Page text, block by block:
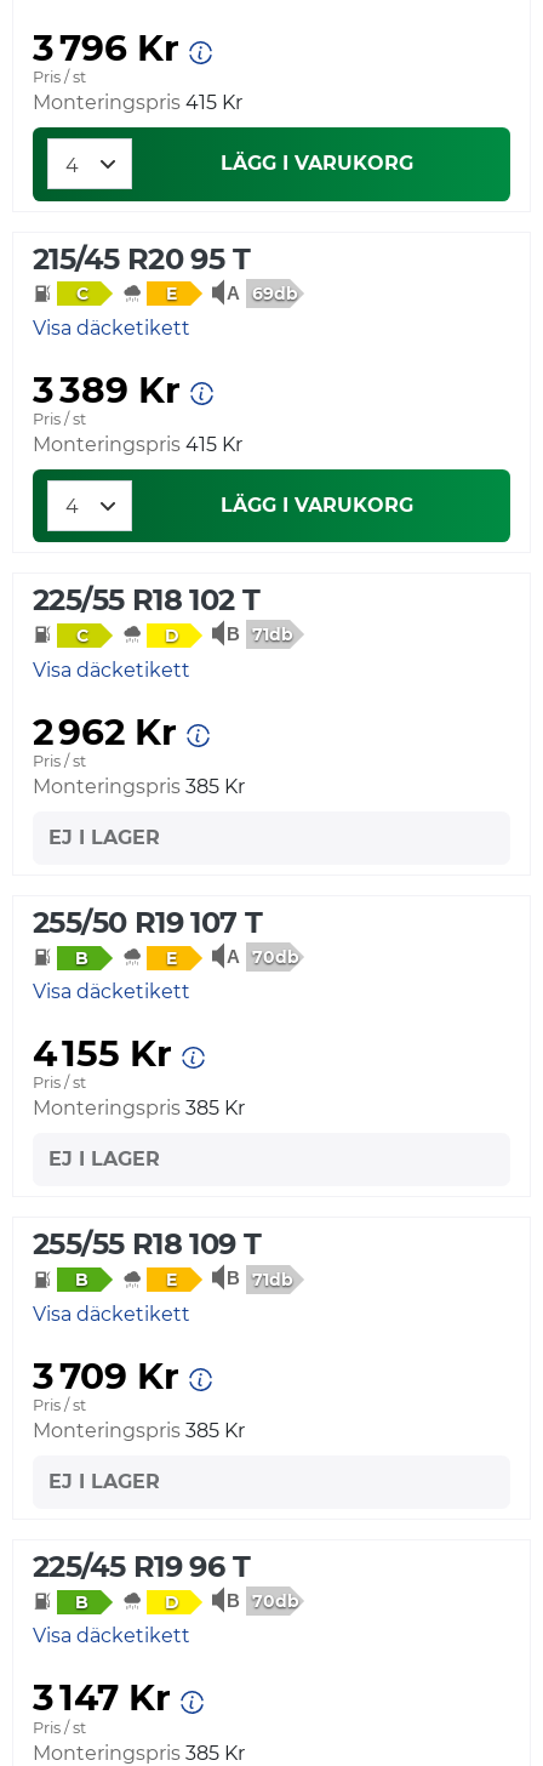
3 796 Kr
Pris / st
Monteringspris 415 Kr
LÄGG I VARUKORG
215/45 R20 95 T
C E 69db
Visa däcketikett
3 389 Kr
Pris / st
Monteringspris 415 Kr
LÄGG I VARUKORG
225/55 R18 102 T
C D 71db
Visa däcketikett
2 962 Kr
Pris / st
Monteringspris 385 Kr
EJ I LAGER
255/50 R19 107 T
B E 70db
Visa däcketikett
4 155 Kr
Pris / st
Monteringspris 385 Kr
EJ I LAGER
255/55 R18 109 T
B E 71db
Visa däcketikett
3 709 Kr
Pris / st
Monteringspris 385 Kr
EJ I LAGER
225/45 R19 96 T
B D 70db
Visa däcketikett
3 147 Kr
Pris / st
Monteringspris 385 Kr